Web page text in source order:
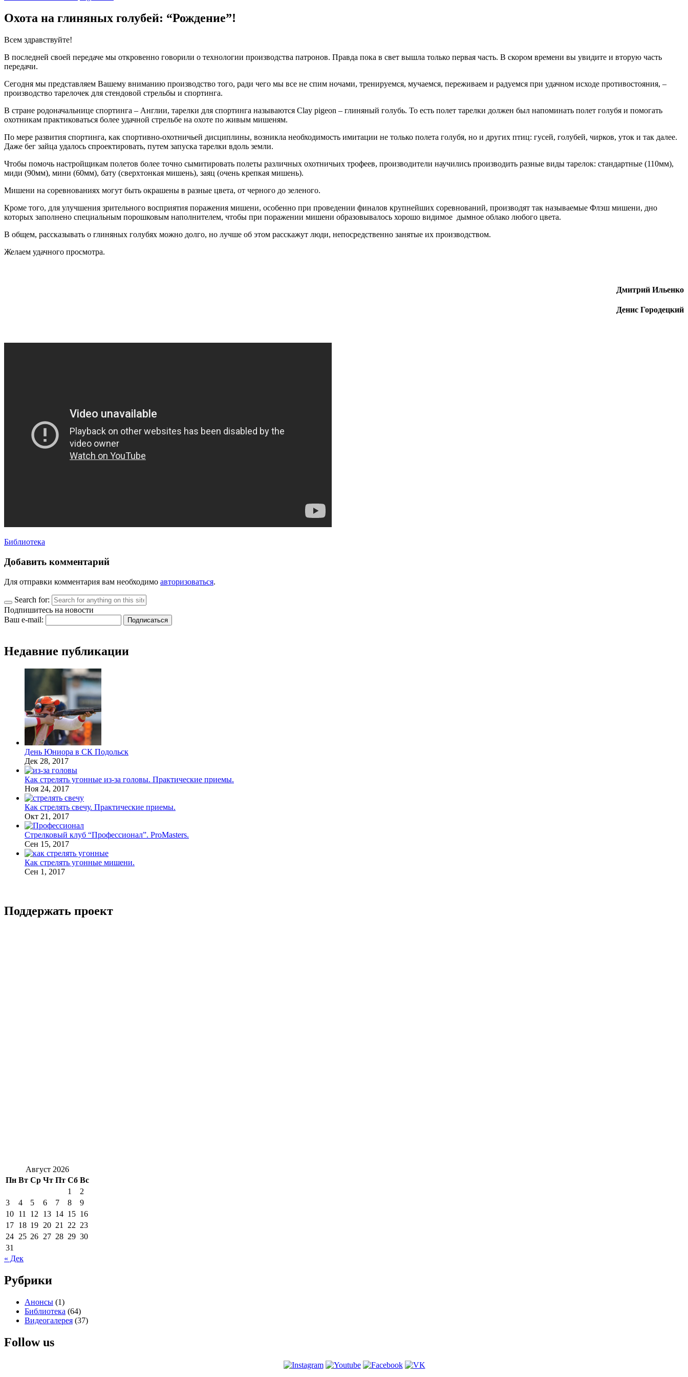
Охота на глиняных голубей: “Рождение”!
Всем здравствуйте!
В последней своей передаче мы откровенно говорили о технологии производства патронов. Правда пока в свет вышла только первая часть. В скором времени вы увидите и вторую часть
передачи.
Сегодня мы представляем Вашему вниманию производство того, ради чего мы все не спим ночами, тренируемся, мучаемся, переживаем и радуемся при удачном исходе противостояния, –
производство тарелочек для стендовой стрельбы и спортинга.
В стране родоначальнице спортинга – Англии, тарелки для спортинга называются Clay pigeon – глиняный голубь. То есть полет тарелки должен был напоминать полет голубя и помогать
охотникам практиковаться более удачной стрельбе на охоте по живым мишеням.
По мере развития спортинга, как спортивно-охотничьей дисциплины, возникла необходимость имитации не только полета голубя, но и других птиц: гусей, голубей, чирков, уток и так далее.
Даже бег зайца удалось спроектировать, путем запуска тарелки вдоль земли.
Чтобы помочь настройщикам полетов более точно сымитировать полеты различных охотничьих трофеев, производители научились производить разные виды тарелок: стандартные (110мм),
миди (90мм), мини (60мм), бату (сверхтонкая мишень), заяц (очень крепкая мишень).
Мишени на соревнованиях могут быть окрашены в разные цвета, от черного до зеленого.
Кроме того, для улучшения зрительного восприятия поражения мишени, особенно при проведении финалов крупнейших соревнований, производят так называемые Флэш мишени, дно
которых заполнено специальным порошковым наполнителем, чтобы при поражении мишени образовывалось хорошо видимое дымное облако любого цвета.
В общем, рассказывать о глиняных голубях можно долго, но лучше об этом расскажут люди, непосредственно занятые их производством.
Желаем удачного просмотра.
Дмитрий Ильенко
Денис Городецкий
Библиотека
Добавить комментарий
Для отправки комментария вам необходимо авторизоваться.
Search for:
Подпишитесь на новости
Ваш e-mail:
Недавние публикации
День Юниора в СК Подольск
Дек 28, 2017
Как стрелять угонные из-за головы. Практические приемы.
Ноя 24, 2017
Как стрелять свечу. Практические приемы.
Окт 21, 2017
Стрелковый клуб “Профессионал”. ProMasters.
Сен 15, 2017
Как стрелять угонные мишени.
Сен 1, 2017
Поддержать проект
Август 2026
Пн Вт Ср Чт Пт Сб Вс
1
2
3
4 5 6 7 8
9
10 11 12 13 14 15 16
17 18 19 20 21 22 23
24 25 26 27 28 29 30
31
« Дек
Рубрики
Анонсы (1)
Библиотека (64)
Видеогалерея (37)
Follow us